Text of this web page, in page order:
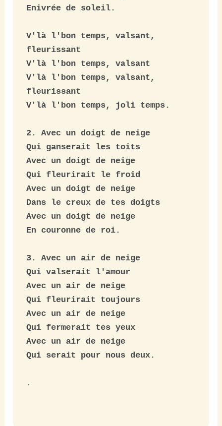
Enivrée de soleil.
V'là l'bon temps, valsant,
fleurissant
V'là l'bon temps, valsant
V'là l'bon temps, valsant,
fleurissant
V'là l'bon temps, joli temps.
2. Avec un doigt de neige
Qui ganserait les toits
Avec un doigt de neige
Qui fleurirait le froid
Avec un doigt de neige
Dans le creux de tes doigts
Avec un doigt de neige
En couronne de roi.
3. Avec un air de neige
Qui valserait l'amour
Avec un air de neige
Qui fleurirait toujours
Avec un air de neige
Qui fermerait tes yeux
Avec un air de neige
Qui serait pour nous deux.
.